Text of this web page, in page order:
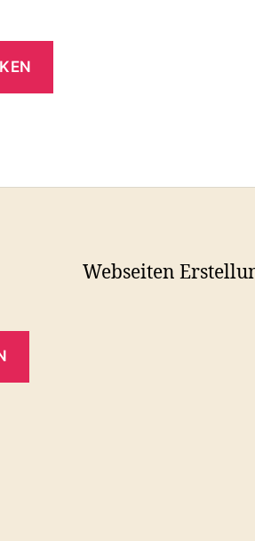
Webseiten